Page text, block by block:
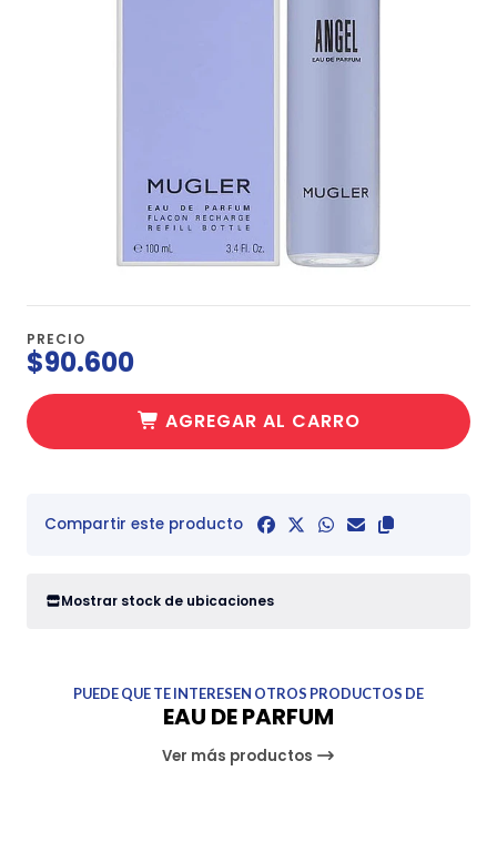
PRECIO
$90.600
AGREGAR AL CARRO
Compartir este producto
Mostrar stock de ubicaciones
PUEDE QUE TE INTERESEN OTROS PRODUCTOS DE
EAU DE PARFUM
Ver más productos